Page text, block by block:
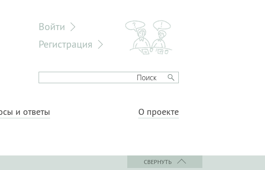
Войти
Регистрация
и ответы О проекте
СВЕРНУТЬ